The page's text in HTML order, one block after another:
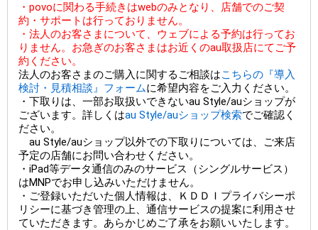
・povoに関わる手続きはwebのみとなり、店舗でのご契
約・サポートは行っておりません。
・法人のお客さまについて、ウェブによる予約は行ってお
りません。お急ぎのお客さまはお近くのau取扱店にてご予
約ください。
法人のお客さまのご購入に関するご相談はこちらの『導入
検討・見積相談』フォームに希望内容をご入力ください。
・下取りは、一部お取扱いできないau Style/auショップが
ございます。詳しくはau Style/auショップ検索でご確認く
ださい。
au Style/auショップ以外での下取りについては、ご来店
予定の店舗にお問い合わせください。
・iPad等データ通信のみのサービス（シングルサービス）
はMNPでお申し込みいただけません。
・ご登録いただいた個人情報は、ＫＤＤＩプライバシーポ
リシーに基づき管理の上、通信サービスの提案に利用させ
ていただきます。あらかじめご了承をお願いいたします。